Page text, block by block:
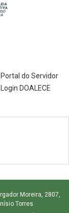
Portal do Servidor
Login DOALECE
Moreira, 2807,
Torres